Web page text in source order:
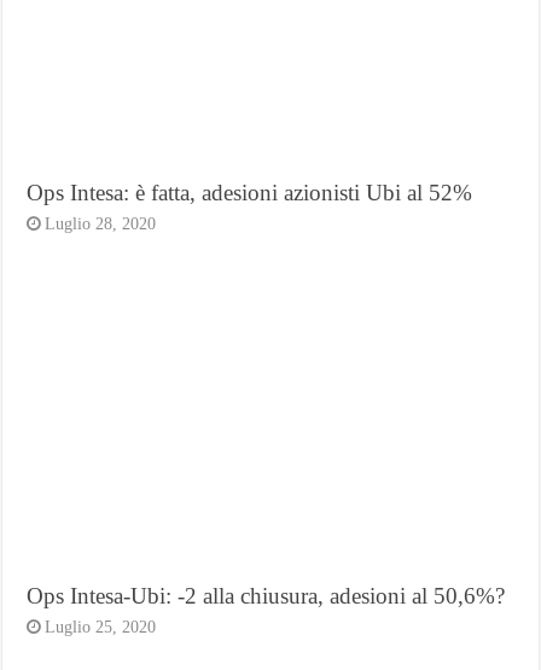
Ops Intesa: è fatta, adesioni azionisti Ubi al 52%
Luglio 28, 2020
Ops Intesa-Ubi: -2 alla chiusura, adesioni al 50,6%?
Luglio 25, 2020